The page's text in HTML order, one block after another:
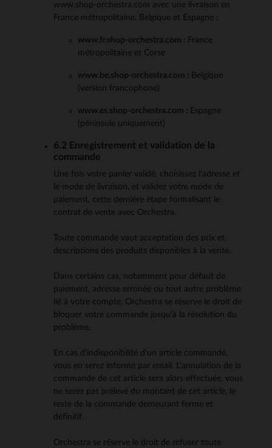
www.shop-orchestra.com avec une livraison en
France métropolitaine, Belgique et Espagne :
www.fr.shop-orchestra.com :
France
métropolitaine et Corse
www.be.shop-orchestra.com : Belgique
(version francophone)
www.es.shop-orchestra.com : Espagne
(péninsule uniquement)
6.2 Enregistrement et validation de la
commande
Une fois votre panier validé, choisissez l'adresse et
le mode de livraison, et validez votre mode de
paiement, cette dernière étape formalisant le
contrat de vente avec Orchestra.
Toute commande vaut acceptation des prix et
descriptions des produits disponibles à la vente.
Dans certains cas, notamment pour défaut de
paiement, adresse erronée ou tout autre problème
lié à votre compte, Orchestra se réserve le droit de
bloquer votre commande jusqu'à la résolution du
problème.
En cas d'indisponibilité d'un article commandé,
vous en serez informé par email. L'annulation de la
commande de cet article sera alors effectuée, vous
ne serez pas prélevé du montant de cet article, le
reste de la commande demeurant ferme et
définitif.
Orchestra se réserve le droit de refuser toute